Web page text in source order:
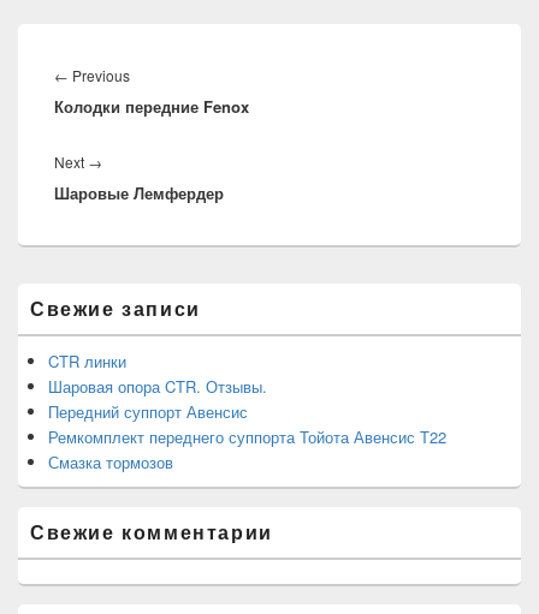
по
записям
← PreviousPrevious
post:
Колодки передние Fenox
Next →
post:
Шаровые Лемфердер
основной
боковой
панели
Свежие записи
CTR линки
Шаровая опора CTR. Отзывы.
Передний суппорт Авенсис
Ремкомплект переднего суппорта Тойота Авенсис Т22
Смазка тормозов
Свежие комментарии